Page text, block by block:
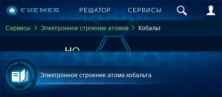
РЕШАТОР СЕРВИСЫ
Сервисы Электронное строение атомов Кобальт
Электронное строение атома кобальта